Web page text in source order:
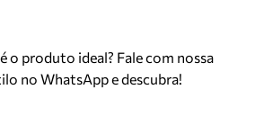
o produto ideal? Fale com nossa
no WhatsApp e descubra!